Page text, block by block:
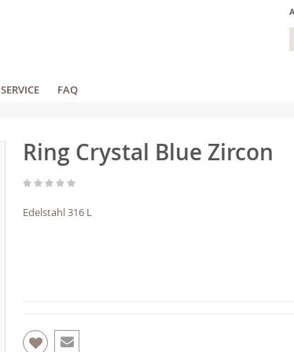
SERVICE FAQ
Ring Crystal Blue Zircon
Edelstahl 316 L